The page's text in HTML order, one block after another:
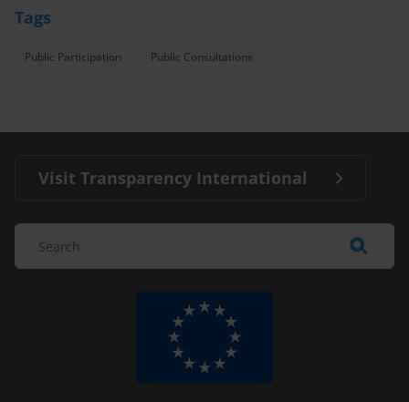
Tags
Public Participation Public Consultations
Visit Transparency International